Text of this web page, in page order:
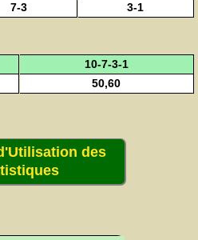
7-3 3-1
10-7-3-1
50,60
des